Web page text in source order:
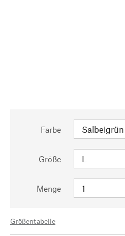
Farbe
Größe
Menge
Größentabelle